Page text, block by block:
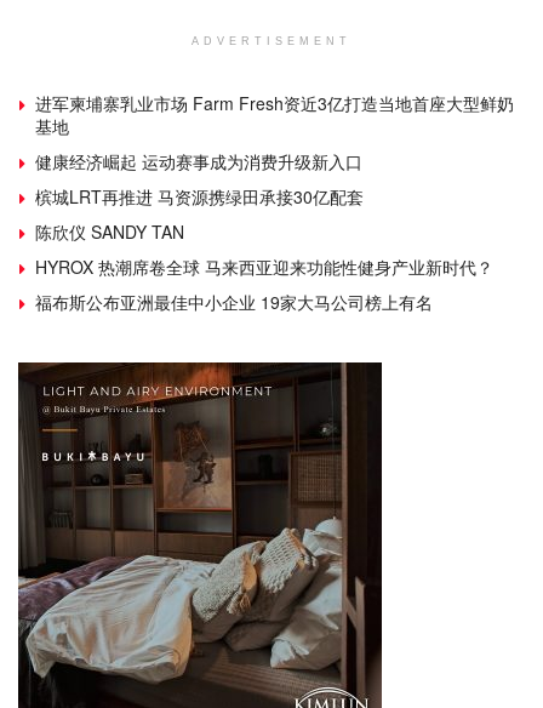
ADVERTISEMENT
进军柬埔寨乳业市场 Farm Fresh资近3亿打造当地首座大型鲜奶
基地
健康经济崛起 运动赛事成为消费升级新入口
槟城LRT再推进 马资源携绿田承接30亿配套
陈欣仪 SANDY TAN
HYROX 热潮席卷全球 马来西亚迎来功能性健身产业新时代？
福布斯公布亚洲最佳中小企业 19家大马公司榜上有名